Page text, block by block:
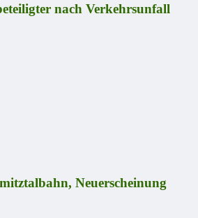
nach Verkehrsunfall
Neuerscheinung